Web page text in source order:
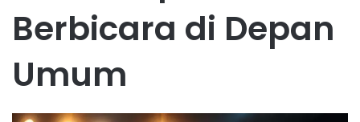
Berbicara di Depan
Umum